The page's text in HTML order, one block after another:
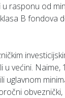
rasponu od
B fondova
u većini.
uglavnom